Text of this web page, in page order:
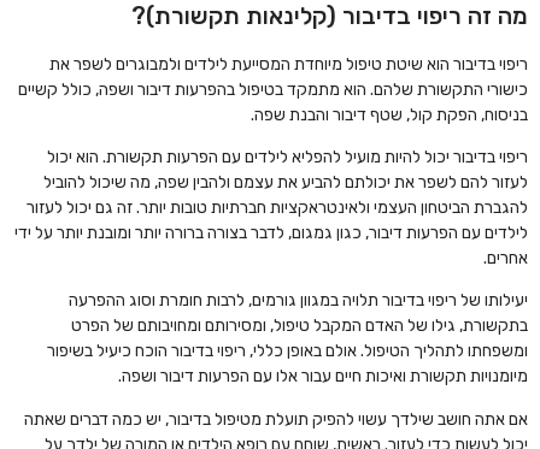
מה זה ריפוי בדיבור (קלינאות תקשורת)?
ריפוי בדיבור הוא שיטת טיפול מיוחדת המסייעת לילדים ולמבוגרים לשפר את
כישורי התקשורת שלהם. הוא מתמקד בטיפול בהפרעות דיבור ושפה, כולל קשיים
בניסוח, הפקת קול, שטף דיבור והבנת שפה.
ריפוי בדיבור יכול להיות מועיל להפליא לילדים עם הפרעות תקשורת. הוא יכול
לעזור להם לשפר את יכולתם להביע את עצמם ולהבין שפה, מה שיכול להוביל
להגברת הביטחון העצמי ולאינטראקציות חברתיות טובות יותר. זה גם יכול לעזור
לילדים עם הפרעות דיבור, כגון גמגום, לדבר בצורה ברורה יותר ומובנת יותר על ידי
אחרים.
יעילותו של ריפוי בדיבור תלויה במגוון גורמים, לרבות חומרת וסוג ההפרעה
בתקשורת, גילו של האדם המקבל טיפול, ומסירותם ומחויבותם של הפרט
ומשפחתו לתהליך הטיפול. אולם באופן כללי, ריפוי בדיבור הוכח כיעיל בשיפור
מיומנויות תקשורת ואיכות חיים עבור אלו עם הפרעות דיבור ושפה.
אם אתה חושב שילדך עשוי להפיק תועלת מטיפול בדיבור, יש כמה דברים שאתה
יכול לעשות כדי לעזור. ראשית, שוחח עם רופא הילדים או המורה של ילדך על